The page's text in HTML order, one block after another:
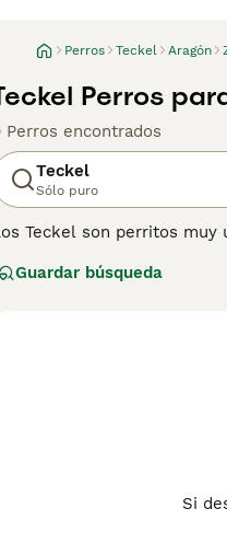
Perros Teckel Aragón
Perros
Perros encontrados
Teckel
Sólo puro
Teckel son perritos muy
jugando y descubriendo el
Guardar búsqueda
Si